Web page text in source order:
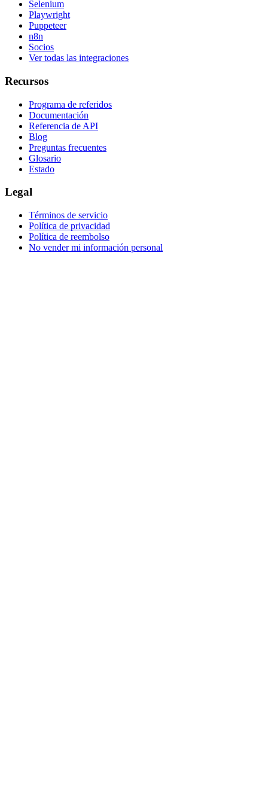
Selenium
Playwright
Puppeteer
n8n
Socios
Ver todas las integraciones
Recursos
Programa de referidos
Documentación
Referencia de API
Blog
Preguntas frecuentes
Glosario
Estado
Legal
Términos de servicio
Política de privacidad
Política de reembolso
No vender mi información personal